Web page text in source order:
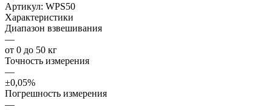
Артикул: WPS50
Характеристики
Диапазон взвешивания
—
от 0 до 50 кг
Точность измерения
—
±0,05%
Погрешность измерения
—